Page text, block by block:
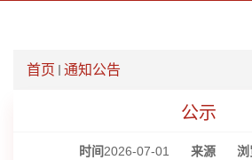
首页 通知公告
公示
时间2026-07-01 来源 浏